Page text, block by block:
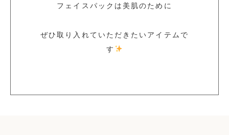
フェイスパックは美肌のために
ぜひ取り入れていただきたいアイテムで
す